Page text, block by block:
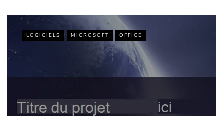
LOGICIELS MICROSOFT OFFICE